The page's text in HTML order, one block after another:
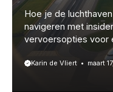
Hoe je de
navigeren met
vervoersopties voor
Karin de Vliert maart